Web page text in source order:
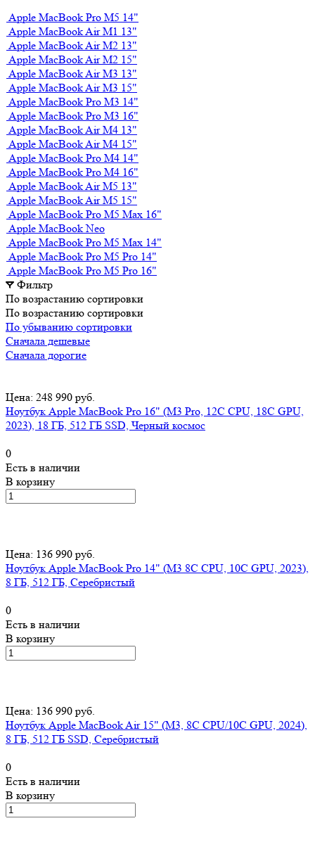
Apple MacBook Pro M5 14"
Apple MacBook Air M1 13"
Apple MacBook Air M2 13"
Apple MacBook Air M2 15"
Apple MacBook Air M3 13"
Apple MacBook Air M3 15"
Apple MacBook Pro M3 14"
Apple MacBook Pro M3 16"
Apple MacBook Air M4 13"
Apple MacBook Air M4 15"
Apple MacBook Pro M4 14"
Apple MacBook Pro M4 16"
Apple MacBook Air M5 13"
Apple MacBook Air M5 15"
Apple MacBook Pro M5 Max 16"
Apple MacBook Neo
Apple MacBook Pro M5 Max 14"
Apple MacBook Pro M5 Pro 14"
Apple MacBook Pro M5 Pro 16"
Фильтр
По возрастанию сортировки
По возрастанию сортировки
По убыванию сортировки
Сначала дешевые
Сначала дорогие
Цена: 248 990 руб.
Ноутбук Apple MacBook Pro 16" (M3 Pro, 12C CPU, 18C GPU,
2023), 18 ГБ, 512 ГБ SSD, Черный космос
0
Есть в наличии
В корзину
Цена: 136 990 руб.
Ноутбук Apple MacBook Pro 14" (M3 8C CPU, 10C GPU, 2023),
8 ГБ, 512 ГБ, Серебристый
0
Есть в наличии
В корзину
Цена: 136 990 руб.
Ноутбук Apple MacBook Air 15" (M3, 8C CPU/10C GPU, 2024),
8 ГБ, 512 ГБ SSD, Серебристый
0
Есть в наличии
В корзину